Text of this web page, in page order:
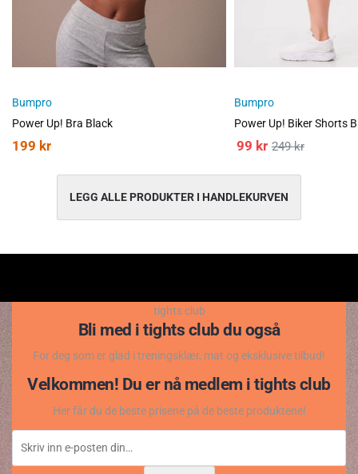
Bumpro
Power Up! Bra Black
199 kr
Bumpro
Power Up! Biker Shorts
249kr
99 kr
LEGG ALLE PRODUKTER I HANDLEKURVEN
tights club
Bli med i tights club du også
For deg som er glad i treningsklær, mat og eksklusive tilbud!
Velkommen! Du er nå medlem i tights club
Her får du de beste prisene på de beste produktene!